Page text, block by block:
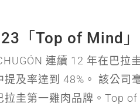
「Top of Mind
連續 12 年在巴
提及率達到 48%。 該公司
拉圭第一雞肉品牌。Top